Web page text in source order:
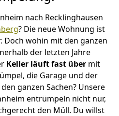
nach Recklinghausen
? Die neue Wohnung ist
Doch wohin mit den ganzen
der letzten Jahre
Keller läuft fast über mit
die Garage und der
ganzen Sachen? Unsere
entrümpeln nicht nur,
den Müll. Du willst